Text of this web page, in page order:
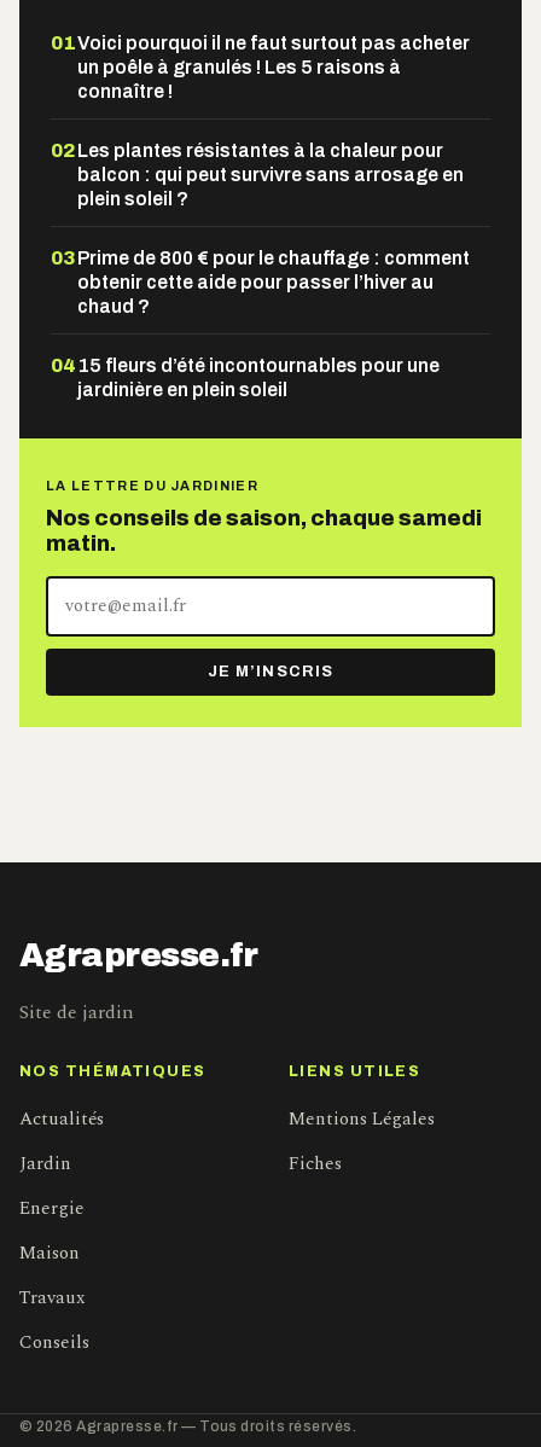
01Voici pourquoi il ne faut surtout pas acheter
un poêle à granulés ! Les 5 raisons à
connaître !
02Les plantes résistantes à la chaleur pour
balcon : qui peut survivre sans arrosage en
plein soleil ?
03Prime de 800 € pour le chauffage : comment
obtenir cette aide pour passer l’hiver au
chaud ?
04 15 fleurs d’été incontournables pour une
jardinière en plein soleil
LA LETTRE DU JARDINIER
Nos conseils de saison, chaque samedi
matin.
Votre
adresse
e-
mail
JE M’INSCRIS
Agrapresse.fr
Site de jardin
NOS THÉMATIQUES
Actualités
Jardin
Energie
Maison
Travaux
Conseils
LIENS UTILES
Mentions Légales
Fiches
© 2026 Agrapresse.fr — Tous droits réservés.